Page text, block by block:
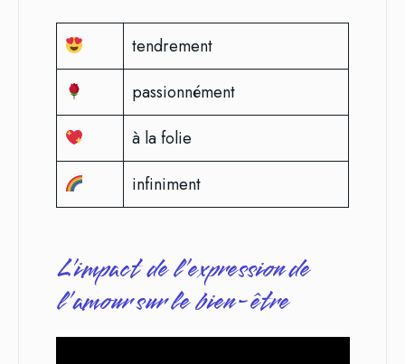
tendrement
passionnément
à la folie
infiniment
L’impact de l’expression de
l’amour sur le bien-être